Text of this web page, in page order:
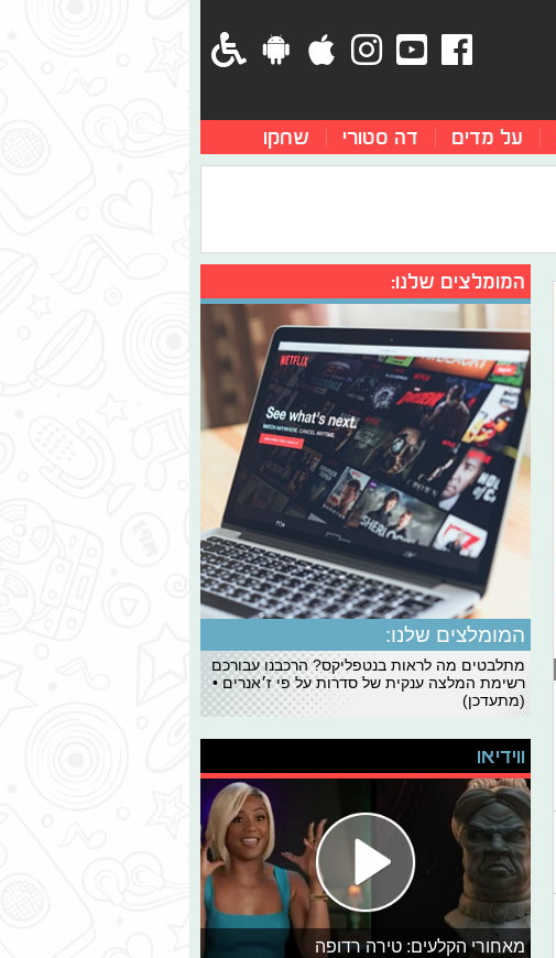
על מדים דה סטורי שחקו
המומלצים שלנו:
המומלצים שלנו:
מתלבטים מה לראות בנטפליקס? הרכבנו עבורכם
רשימת המלצה ענקית של סדרות על פי ז׳אנרים •
(מתעדכן)
ווידיאו
מאחורי הקלעים: טירה רדופה